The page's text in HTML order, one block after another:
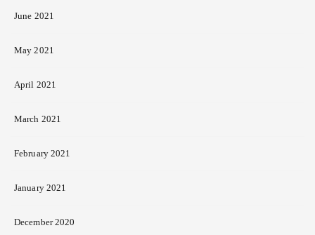
June 2021
May 2021
April 2021
March 2021
February 2021
January 2021
December 2020